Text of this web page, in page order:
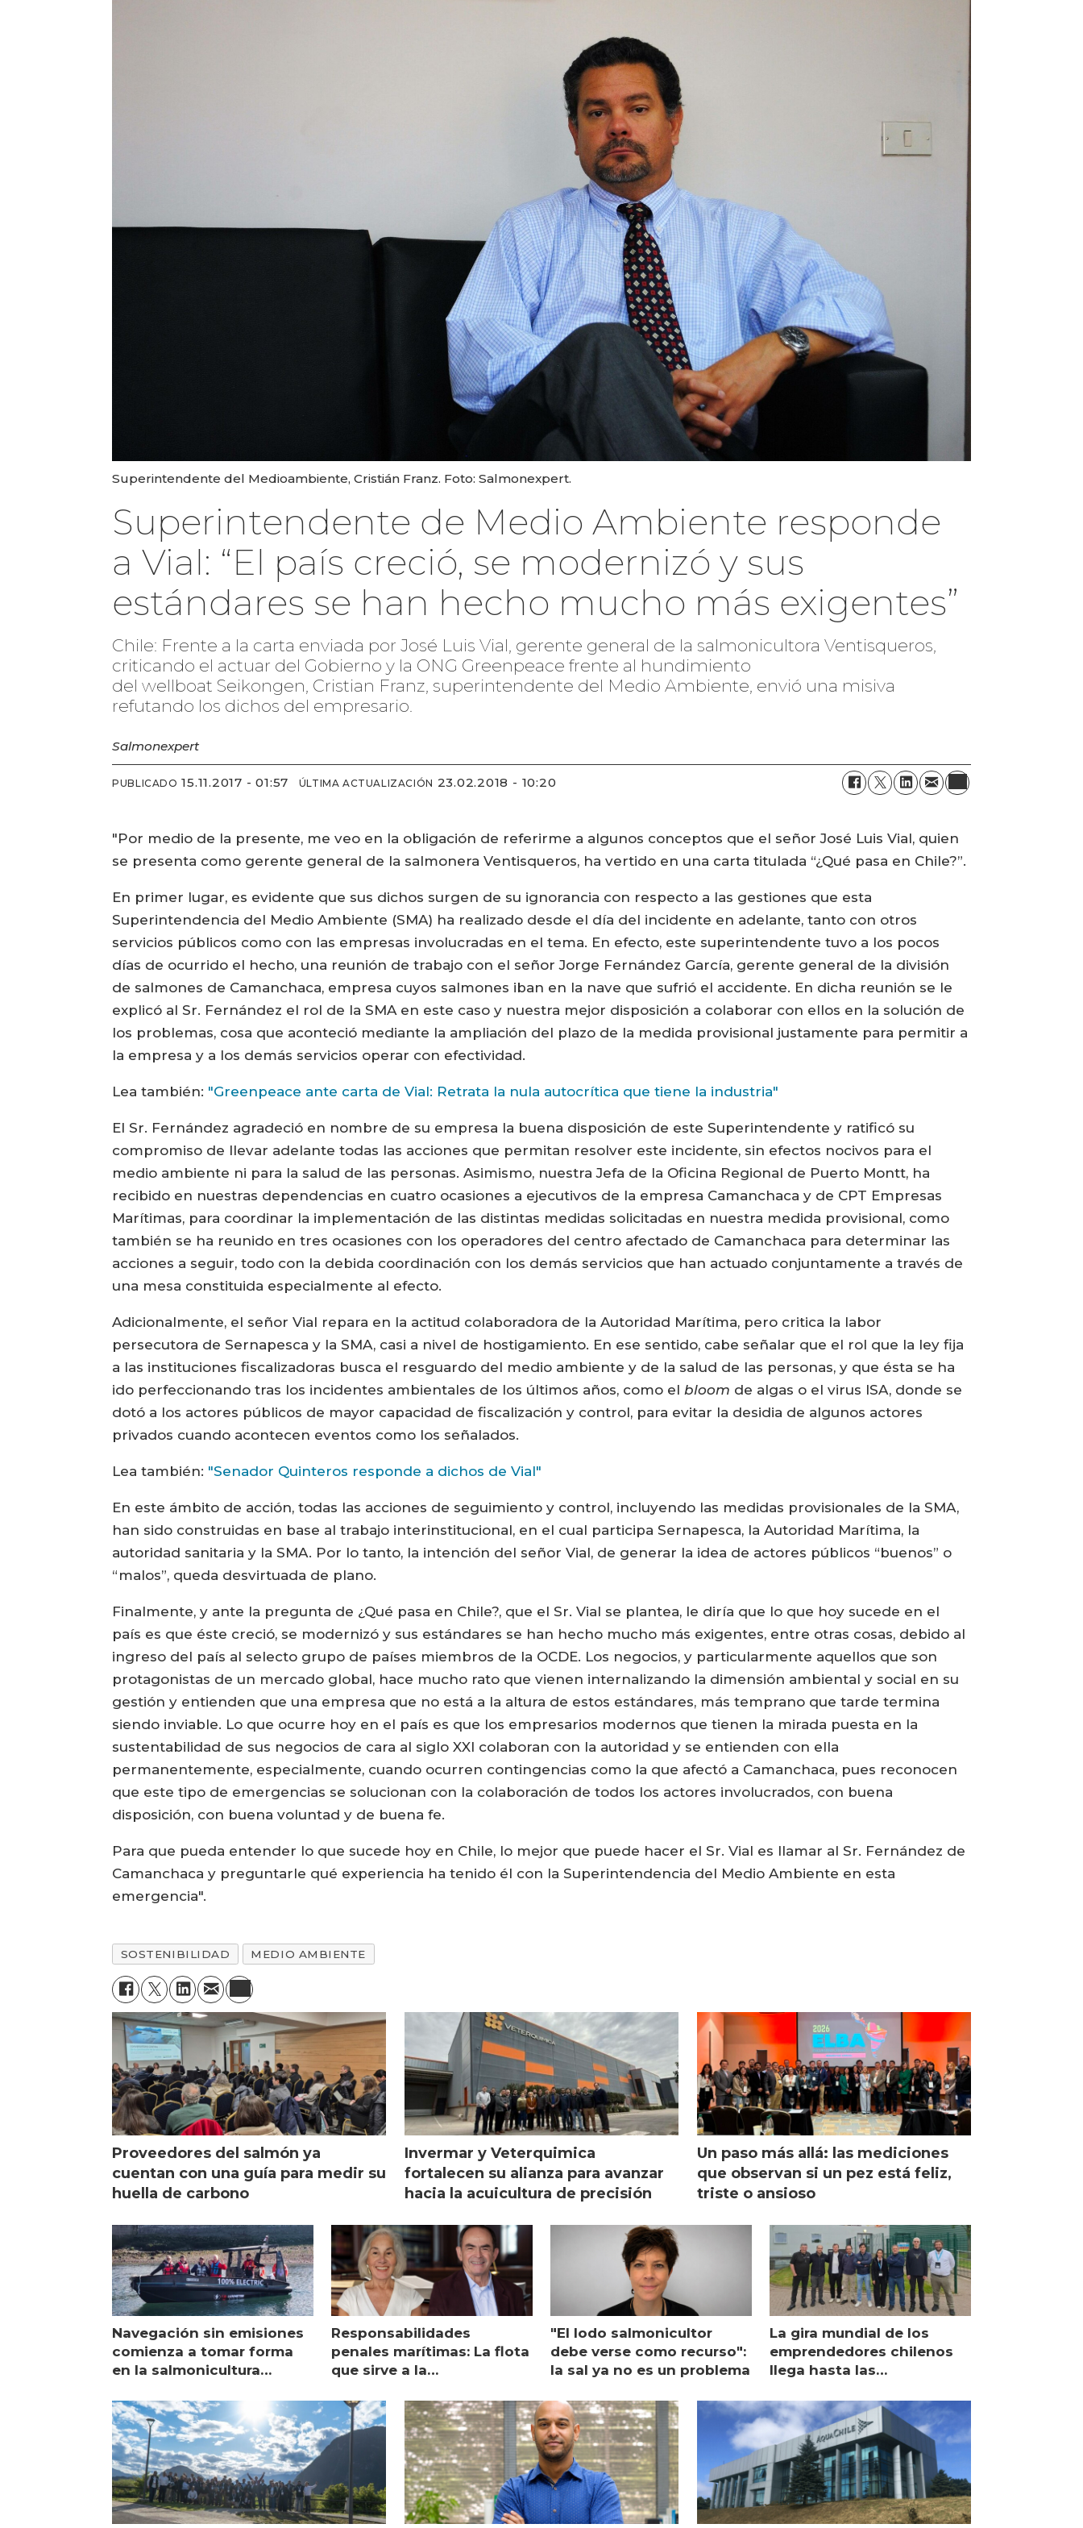
Superintendente del Medioambiente, Cristián Franz. Foto: Salmonexpert.
Superintendente de Medio Ambiente responde
a Vial: “El país creció, se modernizó y sus
estándares se han hecho mucho más exigentes”
Chile: Frente a la carta enviada por José Luis Vial, gerente general de la salmonicultora Ventisqueros,
criticando el actuar del Gobierno y la ONG Greenpeace frente al hundimiento
del wellboat Seikongen, Cristian Franz, superintendente del Medio Ambiente, envió una misiva
refutando los dichos del empresario.
Salmonexpert
PUBLICADO 15.11.2017 - 01:57 ÚLTIMA ACTUALIZACIÓN 23.02.2018 - 10:20
"Por medio de la presente, me veo en la obligación de referirme a algunos conceptos que el señor José Luis Vial, quien
se presenta como gerente general de la salmonera Ventisqueros, ha vertido en una carta titulada “¿Qué pasa en Chile?”.
En primer lugar, es evidente que sus dichos surgen de su ignorancia con respecto a las gestiones que esta
Superintendencia del Medio Ambiente (SMA) ha realizado desde el día del incidente en adelante, tanto con otros
servicios públicos como con las empresas involucradas en el tema. En efecto, este superintendente tuvo a los pocos
días de ocurrido el hecho, una reunión de trabajo con el señor Jorge Fernández García, gerente general de la división
de salmones de Camanchaca, empresa cuyos salmones iban en la nave que sufrió el accidente. En dicha reunión se le
explicó al Sr. Fernández el rol de la SMA en este caso y nuestra mejor disposición a colaborar con ellos en la solución de
los problemas, cosa que aconteció mediante la ampliación del plazo de la medida provisional justamente para permitir a
la empresa y a los demás servicios operar con efectividad.
Lea también: "Greenpeace ante carta de Vial: Retrata la nula autocrítica que tiene la industria"
El Sr. Fernández agradeció en nombre de su empresa la buena disposición de este Superintendente y ratificó su
compromiso de llevar adelante todas las acciones que permitan resolver este incidente, sin efectos nocivos para el
medio ambiente ni para la salud de las personas. Asimismo, nuestra Jefa de la Oficina Regional de Puerto Montt, ha
recibido en nuestras dependencias en cuatro ocasiones a ejecutivos de la empresa Camanchaca y de CPT Empresas
Marítimas, para coordinar la implementación de las distintas medidas solicitadas en nuestra medida provisional, como
también se ha reunido en tres ocasiones con los operadores del centro afectado de Camanchaca para determinar las
acciones a seguir, todo con la debida coordinación con los demás servicios que han actuado conjuntamente a través de
una mesa constituida especialmente al efecto.
Adicionalmente, el señor Vial repara en la actitud colaboradora de la Autoridad Marítima, pero critica la labor
persecutora de Sernapesca y la SMA, casi a nivel de hostigamiento. En ese sentido, cabe señalar que el rol que la ley fija
a las instituciones fiscalizadoras busca el resguardo del medio ambiente y de la salud de las personas, y que ésta se ha
ido perfeccionando tras los incidentes ambientales de los últimos años, como elbloom de algas o el virus ISA, donde se
dotó a los actores públicos de mayor capacidad de fiscalización y control, para evitar la desidia de algunos actores
privados cuando acontecen eventos como los señalados.
Lea también: "Senador Quinteros responde a dichos de Vial"
En este ámbito de acción, todas las acciones de seguimiento y control, incluyendo las medidas provisionales de la SMA,
han sido construidas en base al trabajo interinstitucional, en el cual participa Sernapesca, la Autoridad Marítima, la
autoridad sanitaria y la SMA. Por lo tanto, la intención del señor Vial, de generar la idea de actores públicos “buenos” o
“malos”, queda desvirtuada de plano.
Finalmente, y ante la pregunta de ¿Qué pasa en Chile?, que el Sr. Vial se plantea, le diría que lo que hoy sucede en el
país es que éste creció, se modernizó y sus estándares se han hecho mucho más exigentes, entre otras cosas, debido al
ingreso del país al selecto grupo de países miembros de la OCDE. Los negocios, y particularmente aquellos que son
protagonistas de un mercado global, hace mucho rato que vienen internalizando la dimensión ambiental y social en su
gestión y entienden que una empresa que no está a la altura de estos estándares, más temprano que tarde termina
siendo inviable. Lo que ocurre hoy en el país es que los empresarios modernos que tienen la mirada puesta en la
sustentabilidad de sus negocios de cara al siglo XXI colaboran con la autoridad y se entienden con ella
permanentemente, especialmente, cuando ocurren contingencias como la que afectó a Camanchaca, pues reconocen
que este tipo de emergencias se solucionan con la colaboración de todos los actores involucrados, con buena
disposición, con buena voluntad y de buena fe.
Para que pueda entender lo que sucede hoy en Chile, lo mejor que puede hacer el Sr. Vial es llamar al Sr. Fernández de
Camanchaca y preguntarle qué experiencia ha tenido él con la Superintendencia del Medio Ambiente en esta
emergencia".
SOSTENIBILIDAD MEDIO AMBIENTE
Proveedores del salmón ya
cuentan con una guía para medir su
huella de carbono
Invermar y Veterquimica
fortalecen su alianza para avanzar
hacia la acuicultura de precisión
Un paso más allá: las mediciones
que observan si un pez está feliz,
triste o ansioso
Navegación sin emisiones
comienza a tomar forma
en la salmonicultura
Responsabilidades
penales marítimas: La flota
que sirve a la
visión
"El lodo salmonicultor
debe verse como recurso":
la sal ya no es un problema
La gira mundial de los
emprendedores chilenos
llega hasta las
Escocia